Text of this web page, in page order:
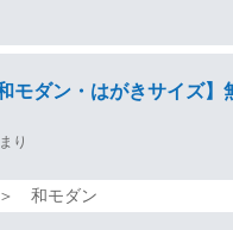
モダン・はがきサイズ】
り
＞ 和モダン